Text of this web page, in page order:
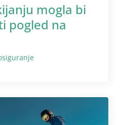
mogla bi
pogled na